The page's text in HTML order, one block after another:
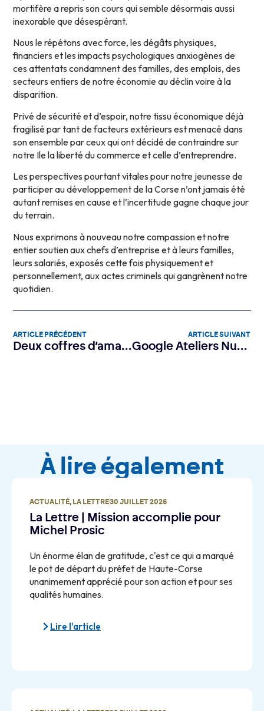
mortifère a repris son cours qui semble désormais aussi
inexorable que désespérant.
Nous le répétons avec force, les dégâts physiques,
financiers et les impacts psychologiques anxiogènes de
ces attentats condamnent des familles, des emplois, des
secteurs entiers de notre économie au déclin voire à la
disparition.
Privé de sécurité et d’espoir, notre tissu économique déjà
fragilisé par tant de facteurs extérieurs est menacé dans
son ensemble par ceux qui ont décidé de contraindre sur
notre Ile la liberté du commerce et celle d’entreprendre.
Les perspectives pourtant vitales pour notre jeunesse de
participer au développement de la Corse n’ont jamais été
autant remises en cause et l’incertitude gagne chaque jour
du terrain.
Nous exprimons à nouveau notre compassion et notre
entier soutien aux chefs d’entreprise et à leurs familles,
leurs salariés, exposés cette fois physiquement et
personnellement, aux actes criminels qui gangrènent notre
quotidien.
ARTICLE PRÉCÉDENT
Deux coffres d’amarrage écoconçus inaugurés dans le golfe d’Ajaccio
ARTICLE SUIVANT
Google Ateliers Numériques 2025
À lire également
ACTUALITÉ, LA LETTRE30 JUILLET 2026
La Lettre | Mission accomplie pour
Michel Prosic
Un énorme élan de gratitude, c'est ce qui a marqué
le pot de départ du préfet de Haute-Corse
unanimement apprécié pour son action et pour ses
qualités humaines.
Lire l'article